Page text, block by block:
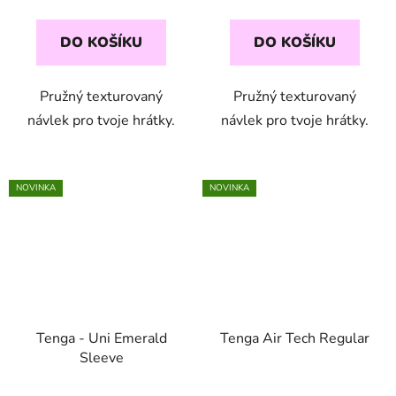
DO KOŠÍKU
Pružný texturovaný
návlek pro tvoje hrátky.
DO KOŠÍKU
Pružný texturovaný
návlek pro tvoje hrátky.
NOVINKA
Tenga - Uni Emerald
Sleeve
NOVINKA
Tenga Air Tech Regular